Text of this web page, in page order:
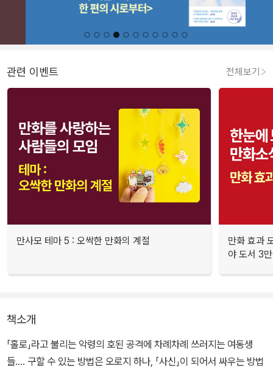
관련 이벤트 전체보기
만사모 테마 5 : 오싹한 만화의 계절
만화 효과
야 도서 3
책소개
「홀로」라고 불리는 악령의 호된 공격에 차례차례 쓰러지는 여동생
들…. 구할 수 있는 방법은 오로지 하나, 「사신」이 되어서 싸우는 방법